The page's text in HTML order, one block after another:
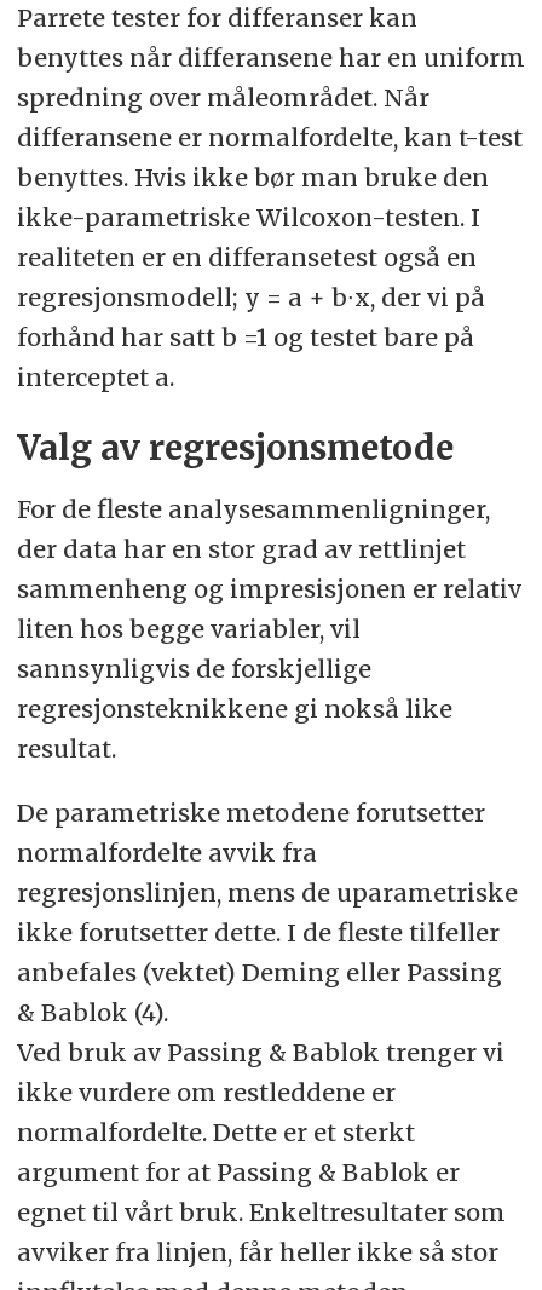
Parrete tester for differanser kan
benyttes når differansene har en uniform
spredning over måleområdet. Når
differansene er normalfordelte, kan t-test
benyttes. Hvis ikke bør man bruke den
ikke-parametriske Wilcoxon-testen. I
realiteten er en differansetest også en
regresjonsmodell; y = a + b∙x, der vi på
forhånd har satt b =1 og testet bare på
interceptet a.
Valg av regresjonsmetode
For de fleste analysesammenligninger,
der data har en stor grad av rettlinjet
sammenheng og impresisjonen er relativ
liten hos begge variabler, vil
sannsynligvis de forskjellige
regresjonsteknikkene gi nokså like
resultat.
De parametriske metodene forutsetter
normalfordelte avvik fra
regresjonslinjen, mens de uparametriske
ikke forutsetter dette. I de fleste tilfeller
anbefales (vektet) Deming eller Passing
& Bablok (4).
Ved bruk av Passing & Bablok trenger vi
ikke vurdere om restleddene er
normalfordelte. Dette er et sterkt
argument for at Passing & Bablok er
egnet til vårt bruk. Enkeltresultater som
avviker fra linjen, får heller ikke så stor